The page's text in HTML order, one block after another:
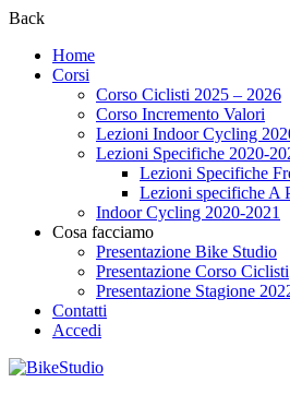
Back
Home
Corsi
Corso Ciclisti 2025 – 2026
Corso Incremento Valori
Lezioni Indoor Cycling
Lezioni Specifiche 2020-
Lezioni Specifiche
Lezioni specifiche A
Indoor Cycling 2020-2021
Cosa facciamo
Presentazione Bike Studio
Presentazione Corso Ciclisti
Presentazione Stagione
Contatti
Accedi